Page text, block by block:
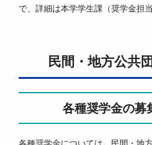
で、詳細は本学学生課（奨学金担
民間・地方公共
各種奨学金の募